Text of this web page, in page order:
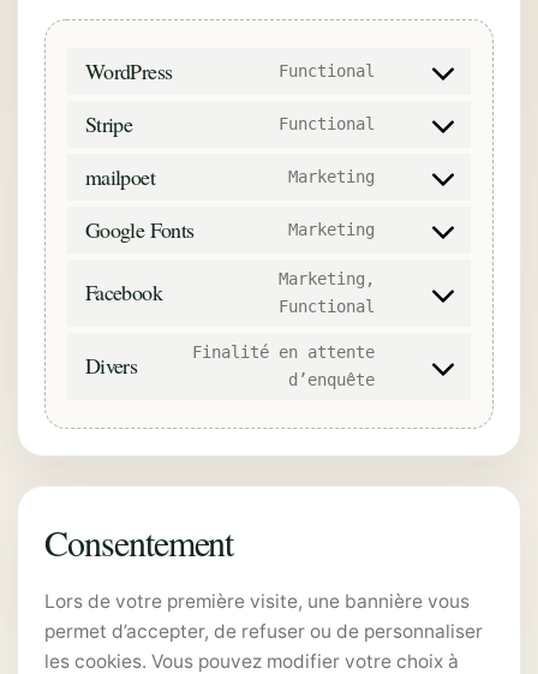
divers
WordPress Functional
Consent
service
Stripe Functional
Consent
service
mailpoet Marketing
Consent
service
Google Fonts Marketing
Consent
service
Facebook
Marketing,
Functional
Consent
facebook
Divers
Finalité en attente
d’enquête
Consent
service
Consentement
Lors de votre première visite, une bannière vous
permet d’accepter, de refuser ou de personnaliser
les cookies. Vous pouvez modifier votre choix à